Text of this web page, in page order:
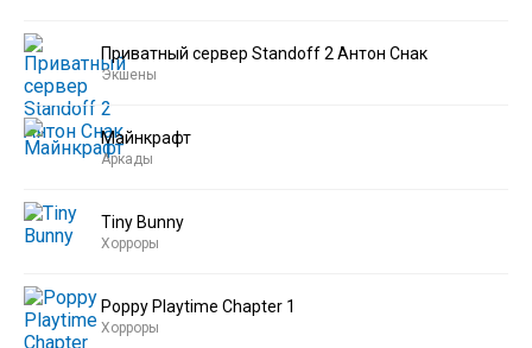
Приватный сервер Standoff 2 Антон Снак
Экшены
Майнкрафт
Аркады
Tiny Bunny
Хорроры
Poppy Playtime Chapter 1
Хорроры